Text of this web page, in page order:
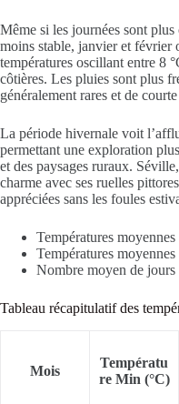
Même si les journées sont
moins stable, janvier et février
températures oscillant entre 8
côtières. Les pluies sont plus
généralement rares et de
La période hivernale voit
permettant une exploration
et des paysages ruraux.
charme avec ses ruelles
appréciées sans les foules
Températures
Températures
Nombre moyen de
Tableau récapitulatif des
Mois
Températu
re Min (°C)